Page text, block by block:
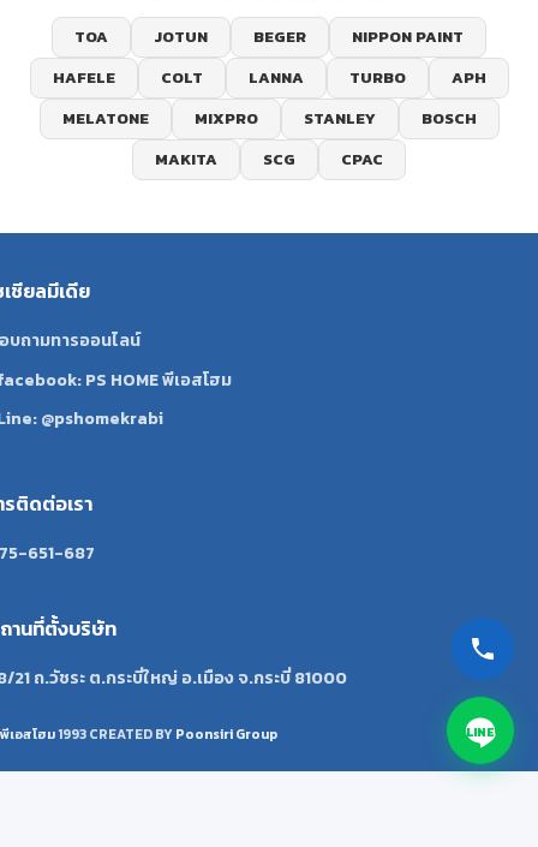
TOA JOTUN BEGER
NIPPON PAINT
HAFELE
COLT LANNA TURBO
APH
MELATONE
MIXPRO STANLEY
BOSCH
MAKITA
SCG CPAC
เชียลมีเดีย
บถามทารออนไลน์
PS HOME พีเอสโฮม
@pshomekrabi
รติดต่อเรา
651-687
านที่ตั้งบริษัท
21 ถ.วัชระ ต.กระบี่ใหญ่ อ.เมือง จ.กระบี่ 81000
พีเอสโฮม1993 CREATED BYPoonsiri Group LINE